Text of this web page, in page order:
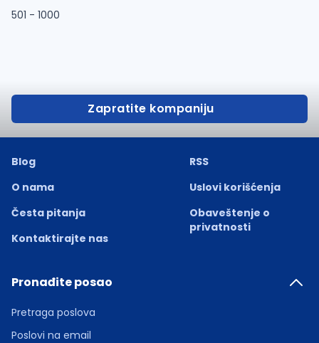
501 - 1000
Zapratite kompaniju
Blog
O nama
Česta pitanja
Kontaktirajte nas
RSS
Uslovi korišćenja
Obaveštenje o
privatnosti
Pronađite posao
Pretraga poslova
Poslovi na email